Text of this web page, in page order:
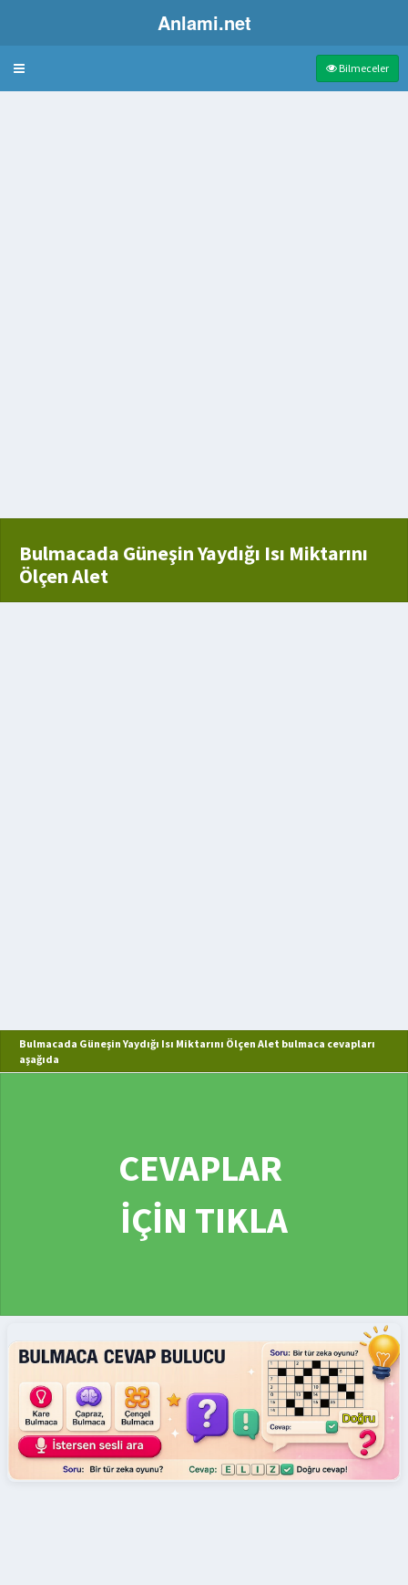
Anlami.net
Bulmaca Bilmeceler
Bulmacada Güneşin Yaydığı Isı Miktarını
Ölçen Alet
Bulmacada Güneşin Yaydığı Isı Miktarını Ölçen Alet bulmaca cevapları
aşağıda
CEVAPLAR
İÇİN TIKLA